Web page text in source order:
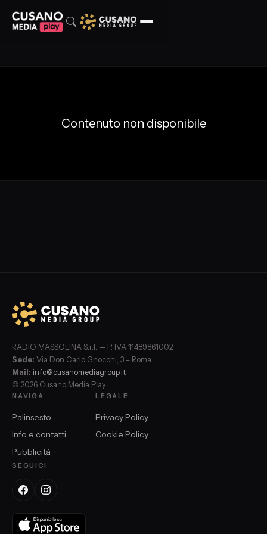
Contenuto non disponibile
RADIO MASSOLINA S.r.l. — P. IVA 11489861002
Sede: Via Don Carlo Gnocchi, 3 – Roma
Mail: info@cusanomediagroup.it
© 2026 Cusano Media Play
NAVIGA
Palinsesto
Info e contatti
Pubblicità
LEGALE
Privacy Policy
Cookie Policy
SEGUICI